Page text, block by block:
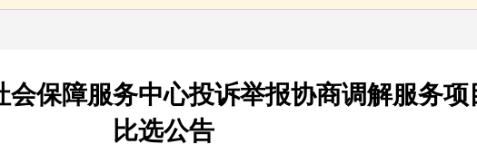
保障服务中心投诉举报协商调解服务项
比选公告